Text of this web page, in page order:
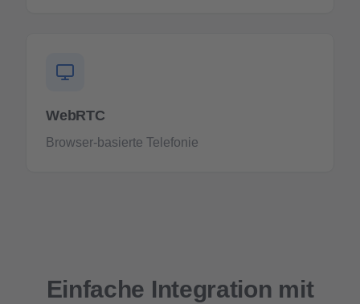
WebRTC
Browser-basierte Telefonie
Einfache Integration mit